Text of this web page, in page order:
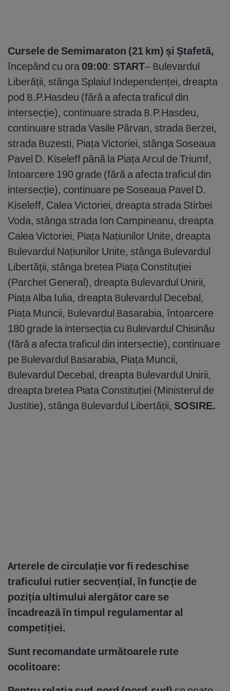
Cursele de Semimaraton (21 km) și Ștafetă,
începând cu ora 09:00: START– Bulevardul
Liberății, stânga Splaiul Independenței, dreapta
pod B.P.Hasdeu (fără a afecta traficul din
intersecție), continuare strada B.P.Hasdeu,
continuare strada Vasile Pârvan, strada Berzei,
strada Buzesti, Piața Victoriei, stânga Soseaua
Pavel D. Kiseleff până la Piața Arcul de Triumf,
întoarcere 190 grade (fără a afecta traficul din
intersecție), continuare pe Soseaua Pavel D.
Kiseleff, Calea Victoriei, dreapta strada Stirbei
Voda, stânga strada Ion Campineanu, dreapta
Calea Victoriei, Piața Națiunilor Unite, dreapta
Bulevardul Națiunilor Unite, stânga Bulevardul
Libertății, stânga bretea Piața Constituției
(Parchet General), dreapta Bulevardul Unirii,
Piața Alba Iulia, dreapta Bulevardul Decebal,
Piața Muncii, Bulevardul Basarabia, întoarcere
180 grade la intersecția cu Bulevardul Chisinău
(fără a afecta traficul din intersectie), continuare
pe Bulevardul Basarabia, Piața Muncii,
Bulevardul Decebal, dreapta Bulevardul Unirii,
dreapta bretea Piata Constituției (Ministerul de
Justitie), stânga Bulevardul Libertății, SOSIRE.
Arterele de circulație vor fi redeschise
traficului rutier secvențial, în funcție de
poziția ultimului alergător care se
încadrează în timpul regulamentar al
competiției.
Sunt recomandate următoarele rute
ocolitoare: